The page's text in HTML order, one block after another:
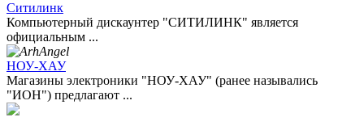
Ситилинк
Компьютерный дискаунтер "СИТИЛИНК" является
официальным ...
НОУ-ХАУ
Магазины электроники "НОУ-ХАУ" (ранее назывались
"ИОН") предлагают ...